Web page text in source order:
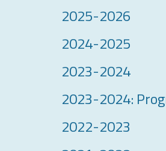
2025-2026
2024-2025
2023-2024
2023-2024:
2022-2023